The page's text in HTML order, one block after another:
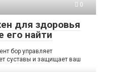
0
для здоровья
его найти
бор управляет
суставы и защищает ваш